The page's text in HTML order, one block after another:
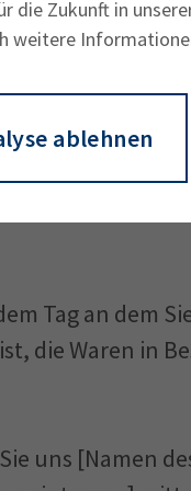
die Zukunft in
weitere
ablehnen
Angabe von
Tag an dem
die Waren in
uns [Namen